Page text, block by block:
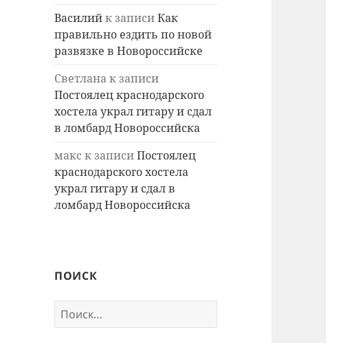
Василийк записиКак
правильно ездить по новой
развязке в Новороссийске
Светланак записи
Постоялец краснодарского
хостела украл гитару и сдал
в ломбард Новороссийска
макск записиПостоялец
краснодарского хостела
украл гитару и сдал в
ломбард Новороссийска
ПОИСК
Найти: